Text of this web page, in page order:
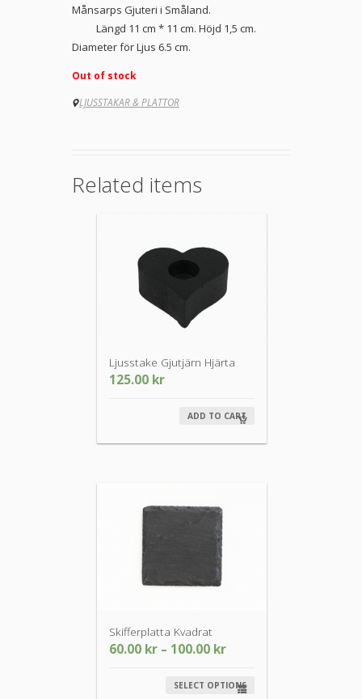
Månsarps Gjuteri i Småland.
Längd 11 cm * 11 cm. Höjd 1,5 cm.
Diameter för Ljus 6.5 cm.
Out of stock
LJUSSTAKAR & PLATTOR
Related items
Ljusstake Gjutjärn Hjärta
125.00 kr
ADD TO CART
Skifferplatta Kvadrat
60.00 kr – 100.00 kr
SELECT OPTIONS